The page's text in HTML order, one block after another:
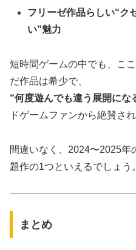
フリーゼ作品らしい“ク
い”魅力
短時間ゲームの中でも、こ
だ作品は希少で、
“何度遊んでも違う展開にな
ドゲームファンから絶賛され
間違いなく、2024〜2025年
題作の1つといえるでしょう。
まとめ